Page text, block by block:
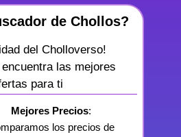
de Chollos?
del Cholloverso!
las mejores
para ti
Mejores Precios:
los precios de